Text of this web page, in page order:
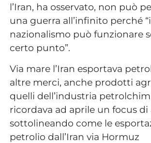
l’Iran, ha osservato, non può
una guerra all’infinito perché
nazionalismo può funzionare
certo punto”.
Via mare l’Iran esportava
altre merci, anche prodotti
quelli dell’industria
ricordava ad aprile un focus di
sottolineando come le
petrolio dall’Iran via Hormuz